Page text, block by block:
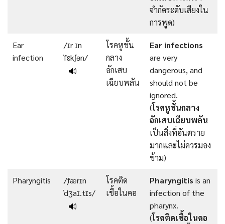
จำกัดระดับเสียงใน
การพูด)
Ear
infection
/ɪr ɪn
ˈfɛkʃən/
🔊
โรคหูชั้น
กลาง
อักเสบ
เฉียบพลัน
Ear infections
are very
dangerous, and
should not be
ignored.
(โรคหูชั้นกลาง
อักเสบเฉียบพลัน
เป็นสิ่งที่อันตราย
มากและไม่ควรมอง
ข้าม)
Pharyngitis
/ˌfærɪn
ˈdʒaɪ.tɪs/
🔊
โรคติด
เชื้อในคอ
Pharyngitis is an
infection of the
pharynx.
(โรคติดเชื้อในคอ